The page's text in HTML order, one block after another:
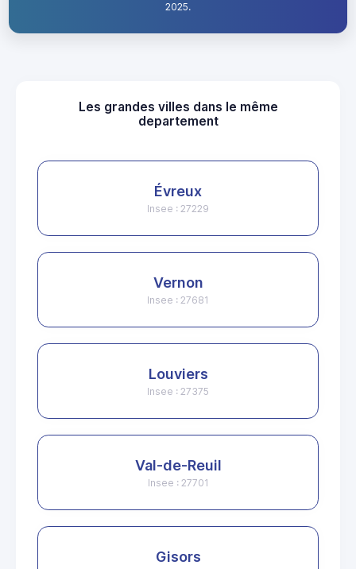
2025.
Les grandes villes dans le même
departement
Évreux
Insee : 27229
Vernon
Insee : 27681
Louviers
Insee : 27375
Val-de-Reuil
Insee : 27701
Gisors